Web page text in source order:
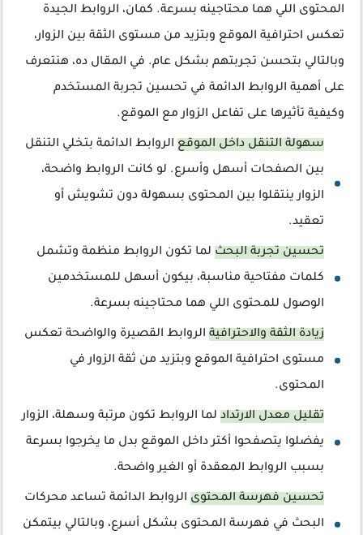
المحتوى اللي هما محتاجينه بسرعة. كمان، الروابط الجيدة
تعكس احترافية الموقع وبتزيد من مستوى الثقة بين الزوار،
وبالتالي بتحسن تجربتهم بشكل عام. في المقال ده، هنتعرف
على أهمية الروابط الدائمة في تحسين تجربة المستخدم
وكيفية تأثيرها على تفاعل الزوار مع الموقع.
سهولة التنقل داخل الموقع الروابط الدائمة بتخلي التنقل
بين الصفحات أسهل وأسرع. لو كانت الروابط واضحة،
الزوار ينتقلوا بين المحتوى بسهولة دون تشويش أو
تعقيد.
تحسين تجربة البحث لما تكون الروابط منظمة وتشمل
كلمات مفتاحية مناسبة، بيكون أسهل للمستخدمين
الوصول للمحتوى اللي هما محتاجينه بسرعة.
زيادة الثقة والاحترافية الروابط القصيرة والواضحة تعكس
مستوى احترافية الموقع وبتزيد من ثقة الزوار في
المحتوى.
تقليل معدل الارتداد لما الروابط تكون مرتبة وسهلة، الزوار
يفضلوا يتصفحوا أكتر داخل الموقع بدل ما يخرجوا بسرعة
بسبب الروابط المعقدة أو الغير واضحة.
تحسين فهرسة المحتوى الروابط الدائمة تساعد محركات
البحث في فهرسة المحتوى بشكل أسرع، وبالتالي بيتمكن